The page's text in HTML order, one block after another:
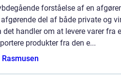
forståelse af en
afgørende del af både private og
det handler om at levere varer fra
produkter fra den e...